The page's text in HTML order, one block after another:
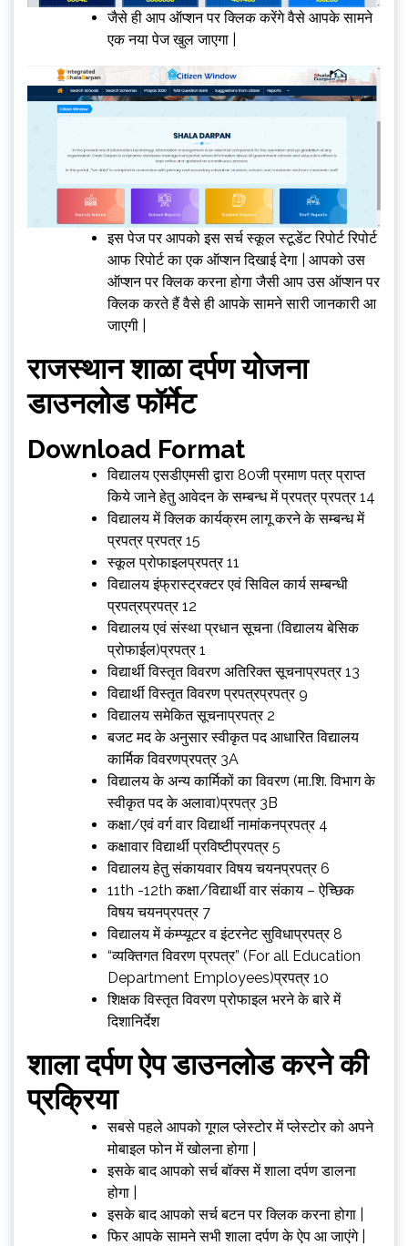
जैसे ही आप ऑप्शन पर क्लिक करेंगे वैसे आपके सामने
एक नया पेज खुल जाएगा |
इस पेज पर आपको इस सर्च स्कूल स्टूडेंट रिपोर्ट रिपोर्ट
आफ रिपोर्ट का एक ऑप्शन दिखाई देगा | आपको उस
ऑप्शन पर क्लिक करना होगा जैसी आप उस ऑप्शन पर
क्लिक करते हैं वैसे ही आपके सामने सारी जानकारी आ
जाएगी |
राजस्थान शाळा दर्पण योजना
डाउनलोड फॉर्मेट
Download Format
विद्यालय एसडीएमसी द्वारा 80जी प्रमाण पत्र प्राप्त
किये जाने हेतु आवेदन के सम्बन्ध में प्रपत्र प्रपत्र 14
विद्यालय में क्लिक कार्यक्रम लागू करने के सम्बन्ध में
प्रपत्र प्रपत्र 15
स्कूल प्रोफाइलप्रपत्र 11
विद्यालय इंफ्रास्ट्रक्टर एवं सिविल कार्य सम्बन्धी
प्रपत्रप्रपत्र 12
विद्यालय एवं संस्‍था प्रधान सूचना (विद्यालय बेसिक
प्रोफाईल)प्रपत्र 1
विद्यार्थी विस्तृत विवरण अतिरिक्त सूचनाप्रपत्र 13
विद्यार्थी विस्तृत विवरण प्रपत्रप्रपत्र 9
विद्यालय समेकित सूचनाप्रपत्र 2
बजट मद के अनुसार स्‍वीकृत पद आधारित विद्यालय
कार्मिक विवरणप्रपत्र 3A
विद्यालय के अन्‍य कार्मिकों का विवरण (मा.शि. विभाग के
स्‍वीकृत पद के अलावा)प्रपत्र 3B
कक्षा/एवं वर्ग वार विद्यार्थी नामांकनप्रपत्र 4
कक्षावार विद्यार्थी प्रविष्टीप्रपत्र 5
विद्यालय हेतु संकायवार विषय चयनप्रपत्र 6
11th -12th कक्षा/विद्यार्थी वार संकाय – ऐच्छिक
विषय चयनप्रपत्र 7
विद्यालय में कंम्‍प्‍यूटर व इंटरनेट सुविधाप्रपत्र 8
“व्यक्तिगत विवरण प्रपत्र” (For all Education
Department Employees)प्रपत्र 10
शिक्षक विस्तृत विवरण प्रोफाइल भरने के बारे में
दिशानिर्देश
शाला दर्पण ऐप डाउनलोड करने की
प्रक्रिया
सबसे पहले आपको गूगल प्लेस्टोर में प्लेस्टोर को अपने
मोबाइल फोन में खोलना होगा |
इसके बाद आपको सर्च बॉक्स में शाला दर्पण डालना
होगा |
इसके बाद आपको सर्च बटन पर क्लिक करना होगा |
फिर आपके सामने सभी शाला दर्पण के ऐप आ जाएंगे |